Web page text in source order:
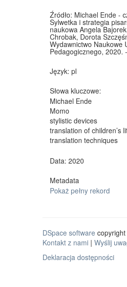
Źródło: Michael Ende -
Sylwetka i strategia
naukowa Angela
Chrobak, Dorota
Wydawnictwo Naukowe
Pedagogicznego, 2020.
Język: pl
Słowa kluczowe:
Michael Ende
Momo
stylistic devices
translation of children’s
translation techniques
Data: 2020
Metadata
Pokaż pełny rekord
DSpace software
Kontakt z nami | Wyślij
Deklaracja dostępności